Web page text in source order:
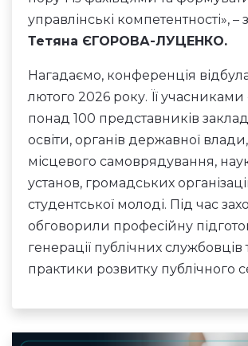
управлінські компетентності», –
Тетяна ЄГОРОВА-ЛУЦЕНКО.
Нагадаємо, конференція
лютого 2026 року. Її учасниками
понад 100 представників
освіти, органів державної
місцевого самоврядування,
установ, громадських
студентської молоді. Під час
обговорили професійну
генерації публічних службовців
практики розвитку публічного